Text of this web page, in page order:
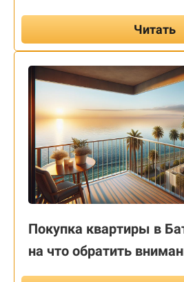
Читать
Покупка квартиры в
на что обратить